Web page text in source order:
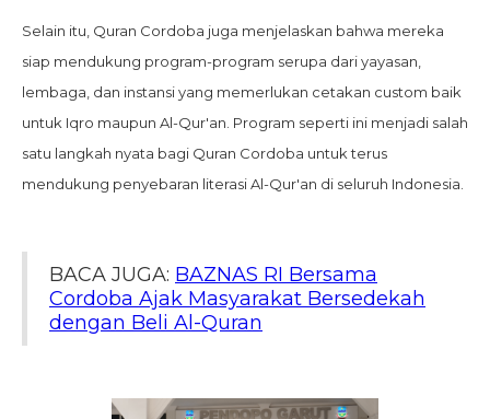
Selain itu, Quran Cordoba juga menjelaskan bahwa mereka
siap mendukung program-program serupa dari yayasan,
lembaga, dan instansi yang memerlukan cetakan custom baik
untuk Iqro maupun Al-Qur'an. Program seperti ini menjadi salah
satu langkah nyata bagi Quran Cordoba untuk terus
mendukung penyebaran literasi Al-Qur'an di seluruh Indonesia.
BACA JUGA: BAZNAS RI Bersama
Cordoba Ajak Masyarakat Bersedekah
dengan Beli Al-Quran